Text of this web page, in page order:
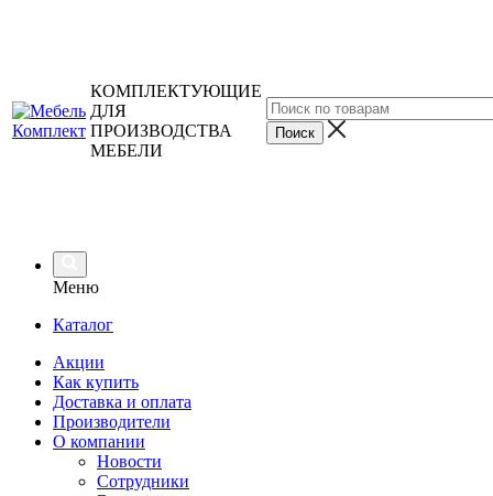
КОМПЛЕКТУЮЩИЕ
ДЛЯ
ПРОИЗВОДСТВА
МЕБЕЛИ
Меню
Каталог
Акции
Как купить
Доставка и оплата
Производители
О компании
Новости
Сотрудники